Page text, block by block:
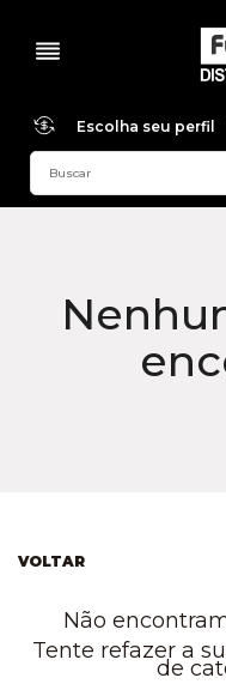
Escolha seu perfil
VOLTAR
Não
Tente refazer a
de